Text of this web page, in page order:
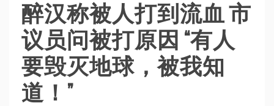
醉汉称被人打到流血 市
议员问被打原因 “有人
要毁灭地球，被我知
道！”